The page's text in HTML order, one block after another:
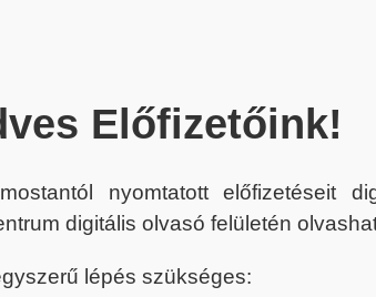
Előfizetőink!
nyomtatott előfizetéseit
digitális olvasó felületén
lépés szükséges: